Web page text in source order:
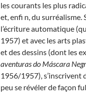
les courants les plus
et, enfi n, du surréalisme.
l’écriture automatique
1957) et avec les arts
et des dessins (dont les
aventuras do Máscara
1956/1957), s’inscrivent
peu se révéler de façon